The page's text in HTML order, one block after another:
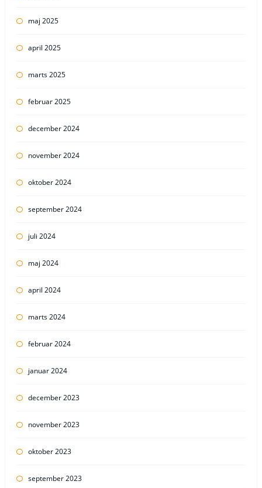
maj 2025
april 2025
marts 2025
februar 2025
december 2024
november 2024
oktober 2024
september 2024
juli 2024
maj 2024
april 2024
marts 2024
februar 2024
januar 2024
december 2023
november 2023
oktober 2023
september 2023